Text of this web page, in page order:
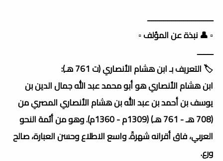
ـــــــــــــــــــــــــــــــــ
▫️ 👤 نبذة عن المؤلف ▫️
ــــــــ
🏷️ التعريف بـ ابن هشام الأنصاري (ت 761 هـ):
ابن هشام الأنصاري هو أبو محمد عبد الله جمال الدين بن
يوسف بن أحمد بن عبد الله بن هشام الأنصاري المصري من
(708 هـ - 761 هـ) (1309م - 1360م). وهو من أئمة النحو
العربي، فاق أقرانه شهرةً. واسع الاطلاع وحسن العبارة، صالح
ورع.